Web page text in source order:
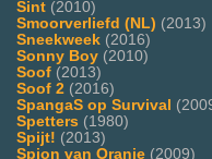
Sint (2010)
Smoorverliefd (NL) (2013)
Sneekweek (2016)
Sonny Boy (2010)
Soof (2013)
Soof 2 (2016)
SpangaS op Survival
Spetters (1980)
Spijt! (2013)
Spion van Oranje (2009)